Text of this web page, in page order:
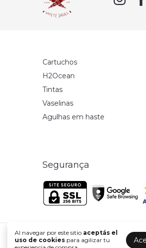
Al navegar por este sitio aceptás el
uso de cookies para agilizar tu
Cartuchos
H2Ocean
Tintas
Vaselinas
Agulhas em haste
Segurança
White Skull Tattoo Supply -